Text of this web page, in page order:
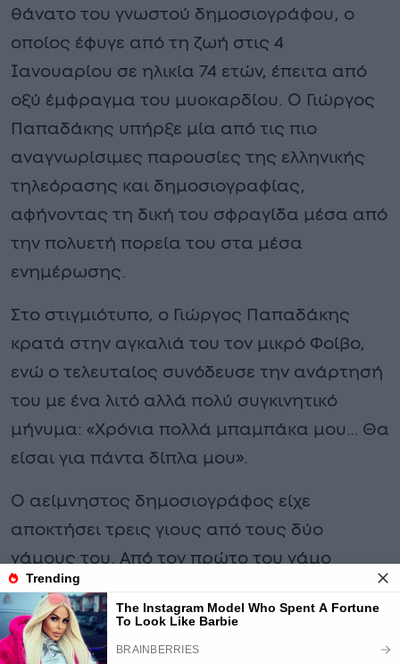
θάνατο του γνωστού δημοσιογράφου, ο
οποίος έφυγε από τη ζωή στις 4
Ιανουαρίου σε ηλικία 74 ετών, έπειτα από
οξύ έμφραγμα του μυοκαρδίου. Ο Γιώργος
Παπαδάκης υπήρξε μία από τις πιο
αναγνωρίσιμες παρουσίες της ελληνικής
τηλεόρασης και δημοσιογραφίας,
αφήνοντας τη δική του σφραγίδα μέσα από
την πολυετή πορεία του στα μέσα
ενημέρωσης.
Στο στιγμιότυπο, ο Γιώργος Παπαδάκης
κρατά στην αγκαλιά του τον μικρό Φοίβο,
ενώ ο τελευταίος συνόδευσε την ανάρτησή
του με ένα λιτό αλλά πολύ συγκινητικό
μήνυμα: «Χρόνια πολλά μπαμπάκα μου… Θα
είσαι για πάντα δίπλα μου».
Ο αείμνηστος δημοσιογράφος είχε
αποκτήσει τρεις γιους από τους δύο
γάμους του. Από τον πρώτο του γάμο
απέκτησε τον Κωνσταντή, ενώ από τον
δεύτερο γάμο του με την Τίνα Παπαδέλη
απέκτησε τον Φοίβο, και τον Ιάσωνα.